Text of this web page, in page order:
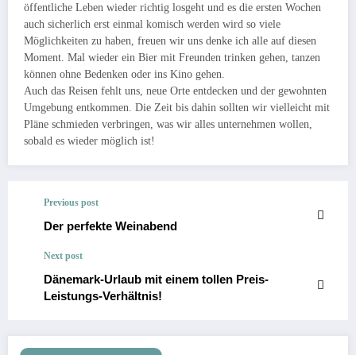
öffentliche Leben wieder richtig losgeht und es die ersten Wochen
auch sicherlich erst einmal komisch werden wird so viele
Möglichkeiten zu haben, freuen wir uns denke ich alle auf diesen
Moment. Mal wieder ein Bier mit Freunden trinken gehen, tanzen
können ohne Bedenken oder ins Kino gehen.
Auch das Reisen fehlt uns, neue Orte entdecken und der gewohnten
Umgebung entkommen. Die Zeit bis dahin sollten wir vielleicht mit
Pläne schmieden verbringen, was wir alles unternehmen wollen,
sobald es wieder möglich ist!
Previous post
Der perfekte Weinabend
Next post
Dänemark-Urlaub mit einem tollen Preis-
Leistungs-Verhältnis!